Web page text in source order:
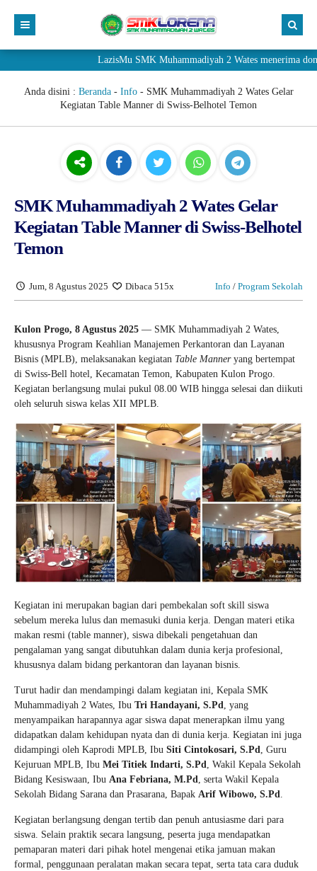
LazisMu SMK Muhammadiyah 2 Wates menerima
Anda disini : Beranda- Info- SMK Muhammadiyah 2 Wates Gelar
Kegiatan Table Manner di Swiss-Belhotel Temon
SMK Muhammadiyah 2 Wates Gelar
Kegiatan Table Manner di Swiss-Belhotel
Temon
Jum, 8 Agustus 2025 Dibaca 515x Info / Program Sekolah
Kulon Progo, 8 Agustus 2025 — SMK Muhammadiyah 2 Wates,
khususnya Program Keahlian Manajemen Perkantoran dan Layanan
Bisnis (MPLB), melaksanakan kegiatan Table Manneryang bertempat
di Swiss-Bell hotel, Kecamatan Temon, Kabupaten Kulon Progo.
Kegiatan berlangsung mulai pukul 08.00 WIB hingga selesai dan diikuti
oleh seluruh siswa kelas XII MPLB.
Kegiatan ini merupakan bagian dari pembekalan soft skill siswa
sebelum mereka lulus dan memasuki dunia kerja. Dengan materi etika
makan resmi (table manner), siswa dibekali pengetahuan dan
pengalaman yang sangat dibutuhkan dalam dunia kerja profesional,
khususnya dalam bidang perkantoran dan layanan bisnis.
Turut hadir dan mendampingi dalam kegiatan ini, Kepala SMK
Muhammadiyah 2 Wates, Ibu Tri Handayani, S.Pd, yang
menyampaikan harapannya agar siswa dapat menerapkan ilmu yang
didapatkan dalam kehidupan nyata dan di dunia kerja. Kegiatan ini juga
didampingi oleh Kaprodi MPLB, Ibu Siti Cintokosari, S.Pd, Guru
Kejuruan MPLB, Ibu Mei Titiek Indarti, S.Pd, Wakil Kepala Sekolah
Bidang Kesiswaan, Ibu Ana Febriana, M.Pd, serta Wakil Kepala
Sekolah Bidang Sarana dan Prasarana, Bapak Arif Wibowo, S.Pd.
Kegiatan berlangsung dengan tertib dan penuh antusiasme dari para
siswa. Selain praktik secara langsung, peserta juga mendapatkan
pemaparan materi dari pihak hotel mengenai etika jamuan makan
formal, penggunaan peralatan makan secara tepat, serta tata cara duduk